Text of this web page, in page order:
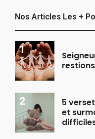
Nos Articles Les +
5
et